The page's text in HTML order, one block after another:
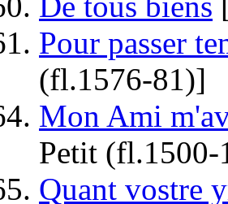
Pour passer
(fl.1576-81)]
Mon Ami
Petit (fl.1500-
Quant vostre